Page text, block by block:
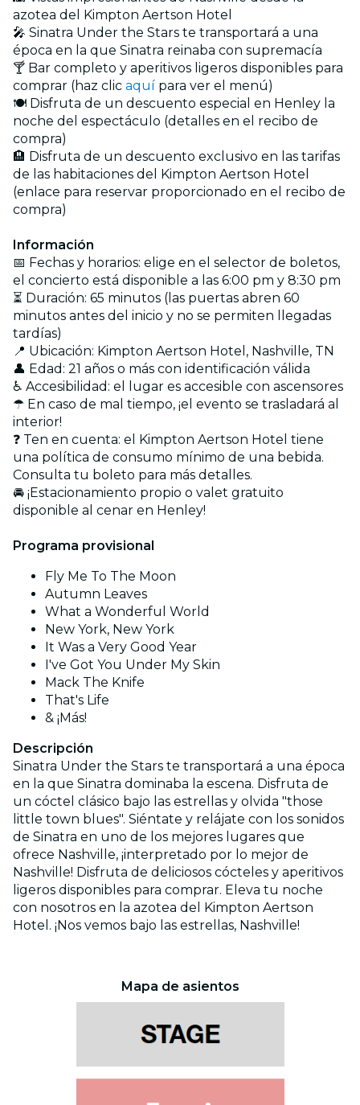
azotea del Kimpton Aertson Hotel
🎤 Sinatra Under the Stars te transportará a una
época en la que Sinatra reinaba con supremacía
🍸 Bar completo y aperitivos ligeros disponibles para
comprar (haz clic aquí para ver el menú)
🍽️ Disfruta de un descuento especial en Henley la
noche del espectáculo (detalles en el recibo de
compra)
🏨 Disfruta de un descuento exclusivo en las tarifas
de las habitaciones del Kimpton Aertson Hotel
(enlace para reservar proporcionado en el recibo de
compra)
Información
📅 Fechas y horarios: elige en el selector de boletos,
el concierto está disponible a las 6:00 pm y 8:30 pm
⏳ Duración: 65 minutos (las puertas abren 60
minutos antes del inicio y no se permiten llegadas
tardías)
📍 Ubicación: Kimpton Aertson Hotel, Nashville, TN
👤 Edad: 21 años o más con identificación válida
♿ Accesibilidad: el lugar es accesible con ascensores
☂ En caso de mal tiempo, ¡el evento se trasladará al
interior!
❓ Ten en cuenta: el Kimpton Aertson Hotel tiene
una política de consumo mínimo de una bebida.
Consulta tu boleto para más detalles.
🚘 ¡Estacionamiento propio o valet gratuito
disponible al cenar en Henley!
Programa provisional
Fly Me To The Moon
Autumn Leaves
What a Wonderful World
New York, New York
It Was a Very Good Year
I've Got You Under My Skin
Mack The Knife
That's Life
& ¡Más!
Descripción
Sinatra Under the Stars te transportará a una época
en la que Sinatra dominaba la escena. Disfruta de
un cóctel clásico bajo las estrellas y olvida "those
little town blues". Siéntate y relájate con los sonidos
de Sinatra en uno de los mejores lugares que
ofrece Nashville, ¡interpretado por lo mejor de
Nashville! Disfruta de deliciosos cócteles y aperitivos
ligeros disponibles para comprar. Eleva tu noche
con nosotros en la azotea del Kimpton Aertson
Hotel. ¡Nos vemos bajo las estrellas, Nashville!
Mapa de asientos